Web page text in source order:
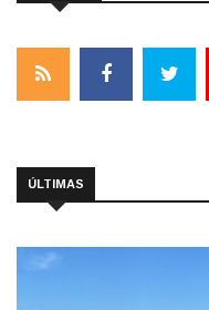
ÚLTIMAS